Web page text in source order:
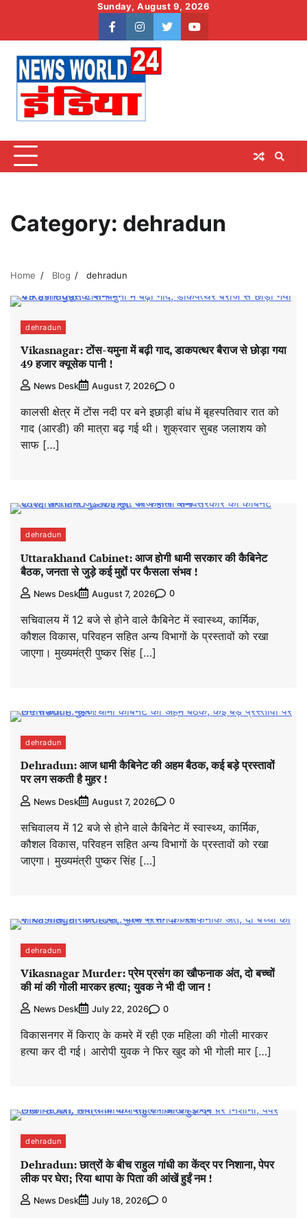
content
Sunday, August 9, 2026
facebookinstagram
twitteryoutube
Category: dehradun
Home Blog dehradun
dehradun
Vikasnagar: टोंस-यमुना में बढ़ी गाद, डाकपत्थर बैराज से छोड़ा गया
49 हजार क्यूसेक पानी !
News Desk August 7, 2026 0
कालसी क्षेत्र में टोंस नदी पर बने इछाड़ी बांध में बृहस्पतिवार रात को
गाद (आरडी) की मात्रा बढ़ गई थी। शुक्रवार सुबह जलाशय को
साफ […]
dehradun
Uttarakhand Cabinet: आज होगी धामी सरकार की कैबिनेट
बैठक, जनता से जुड़े कई मुद्दों पर फैसला संभव !
News Desk August 7, 2026 0
सचिवालय में 12 बजे से होने वाले कैबिनेट में स्वास्थ्य, कार्मिक,
कौशल विकास, परिवहन सहित अन्य विभागों के प्रस्तावों को रखा
जाएगा। मुख्यमंत्री पुष्कर सिंह […]
dehradun
Dehradun: आज धामी कैबिनेट की अहम बैठक, कई बड़े प्रस्तावों
पर लग सकती है मुहर !
News Desk August 7, 2026 0
सचिवालय में 12 बजे से होने वाले कैबिनेट में स्वास्थ्य, कार्मिक,
कौशल विकास, परिवहन सहित अन्य विभागों के प्रस्तावों को रखा
जाएगा। मुख्यमंत्री पुष्कर सिंह […]
dehradun
Vikasnagar Murder: प्रेम प्रसंग का खौफनाक अंत, दो बच्चों
की मां की गोली मारकर हत्या; युवक ने भी दी जान !
News Desk July 22, 2026 0
विकासनगर में किराए के कमरे में रही एक महिला की गोली मारकर
हत्या कर दी गई। आरोपी युवक ने फिर खुद को भी गोली मार […]
dehradun
Dehradun: छात्रों के बीच राहुल गांधी का केंद्र पर निशाना, पेपर
लीक पर घेरा; रिया थापा के पिता की आंखें हुईं नम !
News Desk July 18, 2026 0